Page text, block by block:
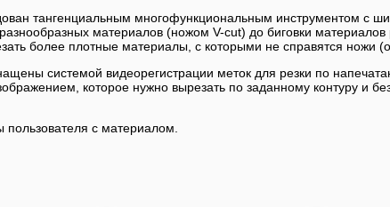
тангенциальным многофункциональным инструментом с
материалов (ножом V-cut) до биговки
более плотные материалы, с которыми не справятся ножи
системой видеорегистрации меток для резки по
которое нужно вырезать по заданному контуру и
с материалом.